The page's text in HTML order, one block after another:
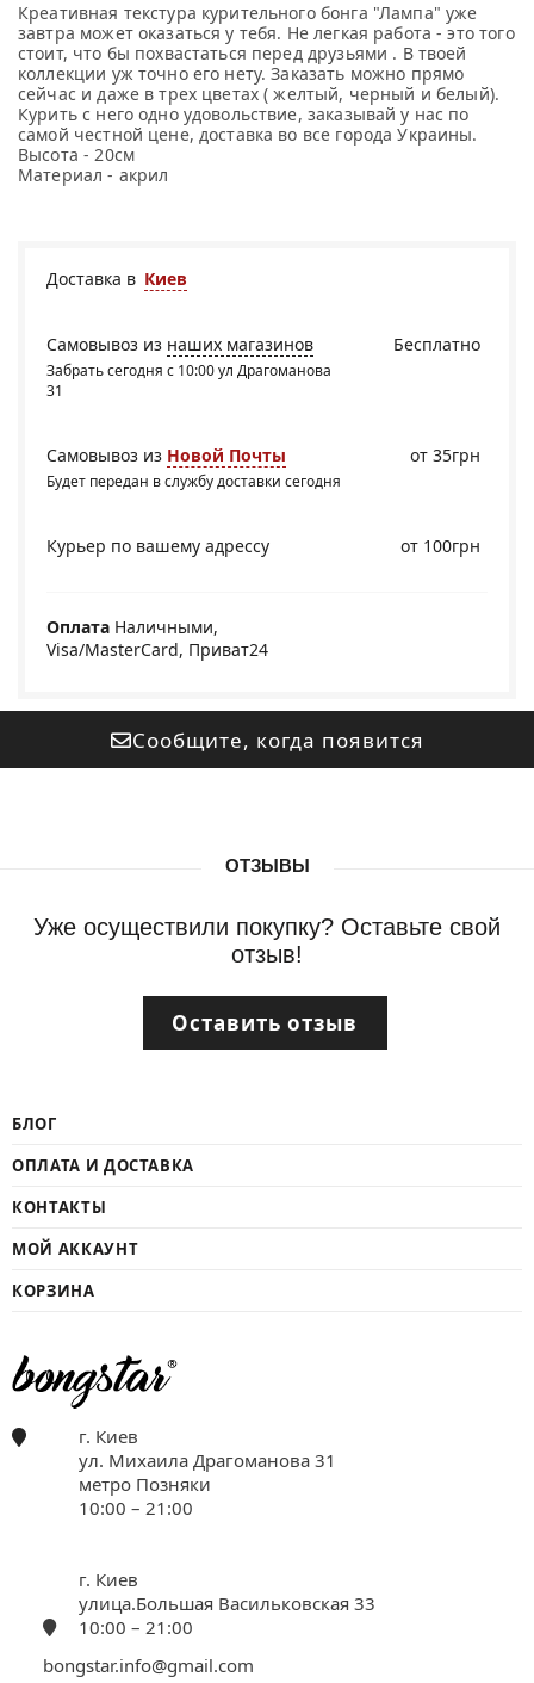
Креативная текстура курительного бонга "Лампа" уже
завтра может оказаться у тебя. Не легкая работа - это того
стоит, что бы похвастаться перед друзьями . В твоей
коллекции уж точно его нету. Заказать можно прямо
сейчас и даже в трех цветах ( желтый, черный и белый).
Курить с него одно удовольствие, заказывай у нас по
самой честной цене, доставка во все города Украины.
Высота - 20см
Материал - акрил
Доставка в Киев
Бесплатно
Самовывоз из наших магазинов
Забрать сегодня с 10:00 ул Драгоманова
31
Самовывоз из Новой Почты
Будет передан в службу доставки сегодня
от 35грн
Курьер по вашему адрессу от 100грн
Оплата Наличными,
Visa/MasterCard, Приват24
Сообщите, когда появится
ОТЗЫВЫ
Уже осуществили покупку? Оставьте свой
отзыв!
Оставить отзыв
БЛОГ
ОПЛАТА И ДОСТАВКА
КОНТАКТЫ
МОЙ АККАУНТ
КОРЗИНА
г. Киев
ул. Михаила Драгоманова 31
метро Позняки
10:00 – 21:00
г. Киев
улица.Большая Васильковская 33
10:00 – 21:00
bongstar.info@gmail.com